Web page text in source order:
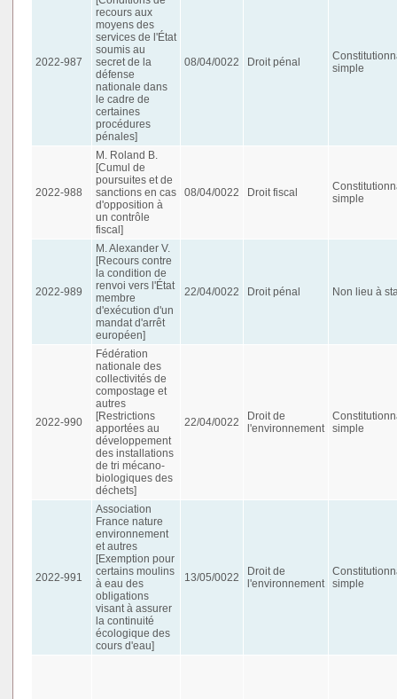
2022-987
recours aux
moyens des
services de l'État
soumis au
secret de la
défense
nationale dans
le cadre de
certaines
procédures
pénales]
08/04/0022 Droit pénal
simple
2022-988
M. Roland B.
[Cumul de
poursuites et de
sanctions en cas
d'opposition à
un contrôle
fiscal]
08/04/0022 Droit fiscal
simple
2022-989
M. Alexander V.
[Recours contre
la condition de
renvoi vers l'État
membre
d'exécution d'un
mandat d'arrêt
européen]
22/04/0022 Droit pénal Non lieu à
2022-990
Fédération
nationale des
collectivités de
compostage et
autres
[Restrictions
apportées au
développement
des installations
de tri mécano-
biologiques des
déchets]
22/04/0022
Droit de
l'environnement
simple
2022-991
Association
France nature
environnement
et autres
[Exemption pour
certains moulins
à eau des
obligations
visant à assurer
la continuité
écologique des
cours d'eau]
13/05/0022
Droit de
l'environnement
simple